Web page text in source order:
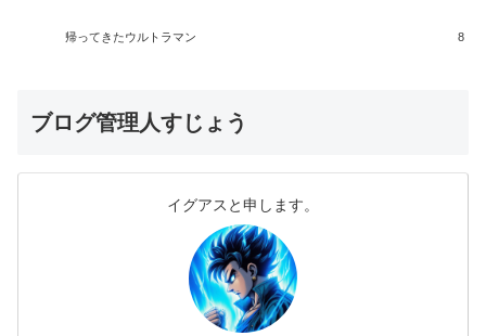
帰ってきたウルトラマン 8
ブログ管理人すじょう
イグアスと申します。